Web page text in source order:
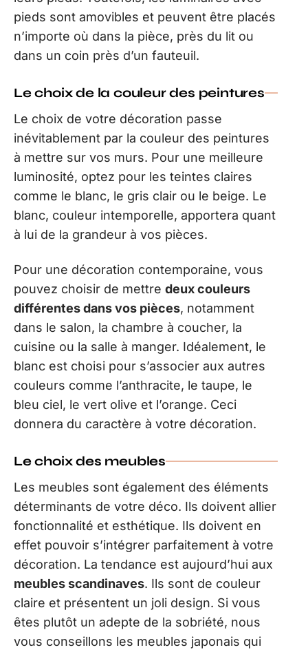
pieds sont amovibles et peuvent être placés
n’importe où dans la pièce, près du lit ou
dans un coin près d’un fauteuil.
Le choix de la couleur des peintures
Le choix de votre décoration passe
inévitablement par la couleur des peintures
à mettre sur vos murs. Pour une meilleure
luminosité, optez pour les teintes claires
comme le blanc, le gris clair ou le beige. Le
blanc, couleur intemporelle, apportera quant
à lui de la grandeur à vos pièces.
Pour une décoration contemporaine, vous
pouvez choisir de mettre deux couleurs
différentes dans vos pièces, notamment
dans le salon, la chambre à coucher, la
cuisine ou la salle à manger. Idéalement, le
blanc est choisi pour s’associer aux autres
couleurs comme l’anthracite, le taupe, le
bleu ciel, le vert olive et l’orange. Ceci
donnera du caractère à votre décoration.
Le choix des meubles
Les meubles sont également des éléments
déterminants de votre déco. Ils doivent allier
fonctionnalité et esthétique. Ils doivent en
effet pouvoir s’intégrer parfaitement à votre
décoration. La tendance est aujourd’hui aux
meubles scandinaves. Ils sont de couleur
claire et présentent un joli design. Si vous
êtes plutôt un adepte de la sobriété, nous
vous conseillons les meubles japonais qui